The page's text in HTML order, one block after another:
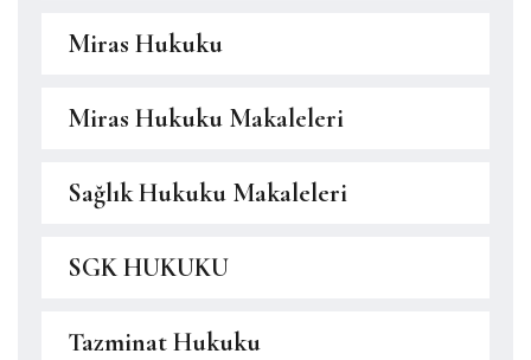
Miras Hukuku
Miras Hukuku Makaleleri
Sağlık Hukuku Makaleleri
SGK HUKUKU
Tazminat Hukuku